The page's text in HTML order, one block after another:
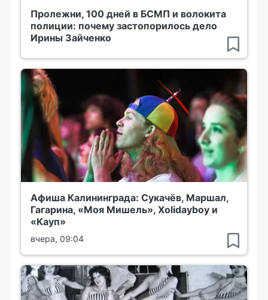
Пролежни, 100 дней в БСМП и волокита
полиции: почему застопорилось дело
Ирины Зайченко
Афиша Калининграда: Сукачёв, Маршал,
Гагарина, «Моя Мишель», Xolidayboy и
«Кауп»
вчера, 09:04